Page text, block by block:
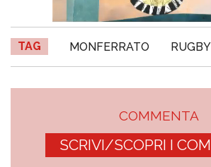
TAG MONFERRATO RUGBY
COMMENTA
SCRIVI/SCOPRI I